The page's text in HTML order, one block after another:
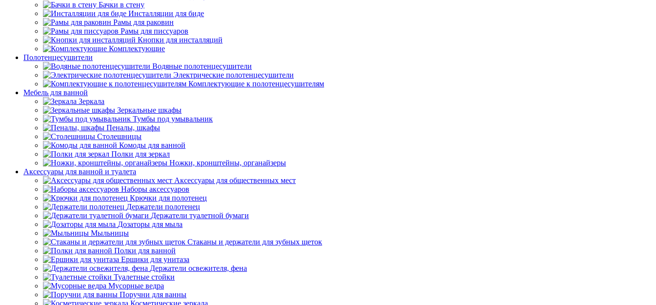
Бачки в стену
Инсталляции для биде
Рамы для раковин
Рамы для писсуаров
Кнопки для инсталляций
Комплектующие
Полотенцесушители
Водяные полотенцесушители
Электрические полотенцесушители
Комплектующие к полотенцесушителям
Мебель для ванной
Зеркала
Зеркальные шкафы
Тумбы под умывальник
Пеналы, шкафы
Столешницы
Комоды для ванной
Полки для зеркал
Ножки, кронштейны, органайзеры
Аксессуары для ванной и туалета
Аксессуары для общественных мест
Наборы аксессуаров
Крючки для полотенец
Держатели полотенец
Держатели туалетной бумаги
Дозаторы для мыла
Мыльницы
Стаканы и держатели для зубных щеток
Полки для ванной
Ершики для унитаза
Держатели освежителя, фена
Туалетные стойки
Мусорные ведра
Поручни для ванны
Косметические зеркала